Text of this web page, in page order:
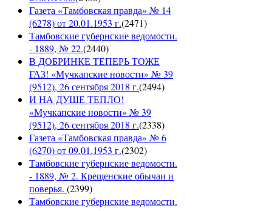
Газета «Тамбовская правда» № 14
(6278) от 20.01.1953 г.(2471)
Тамбовские губернские ведомости.
- 1889, № 22.(2440)
В ДОБРИНКЕ ТЕПЕРЬ ТОЖЕ
ГАЗ! «Мучкапские новости» № 39
(9512), 26 сентября 2018 г.(2494)
И НА ДУШЕ ТЕПЛО!
«Мучкапские новости» № 39
(9512), 26 сентября 2018 г.(2338)
Газета «Тамбовская правда» № 6
(6270) от 09.01.1953 г.(2302)
Тамбовские губернские ведомости.
- 1889, № 2. Крещенские обычаи и
поверья. (2399)
Тамбовские губернские ведомости.